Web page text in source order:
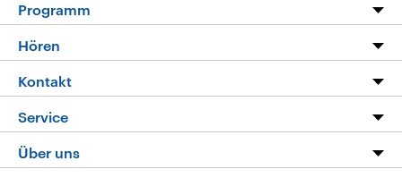
Programm
Programm
Die Nachrichten
Nachrichtenleicht
Neue Beiträge auf dlf.de
Hören
Livestream
Podcasts
Deutschlandfunk App
Kontakt
Hörerservice
Service
FAQ
Über uns